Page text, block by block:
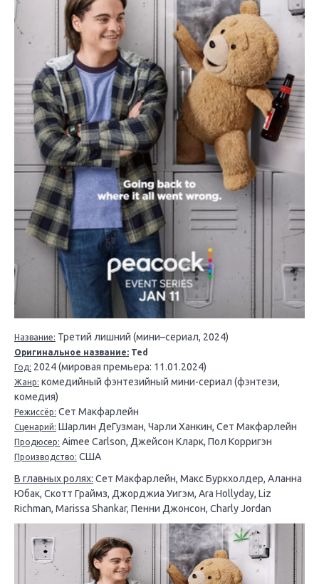
Название: Третий лишний (мини–сериал, 2024)
Оригинальное название: Ted
Год: 2024 (мировая премьера: 11.01.2024)
Жанр: комедийный фэнтезийный мини-сериал (фэнтези,
комедия)
Режиссёр: Сет Макфарлейн
Сценарий: Шарлин ДеГузман, Чарли Ханкин, Сет Макфарлейн
Продюсер: Aimee Carlson, Джейсон Кларк, Пол Корригэн
Производство: США
В главных ролях: Сет Макфарлейн, Макс Буркхолдер, Аланна
Юбак, Скотт Граймз, Джорджиа Уигэм, Ara Hollyday, Liz
Richman, Marissa Shankar, Пенни Джонсон, Charly Jordan